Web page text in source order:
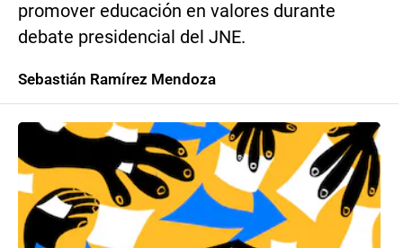
promover educación en valores durante
debate presidencial del JNE.
Sebastián Ramírez Mendoza